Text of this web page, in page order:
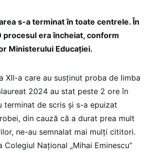
s-a terminat în toate centrele. În
procesul era încheiat, conform
Ministerului Educației.
XII-a care au susținut proba de limba
2024 au stat peste 2 ore în
terminat de scris și s-a epuizat
din cauză că a durat prea mult
ne-au semnalat mai mulți cititori.
Colegiul Național „Mihai Eminescu”